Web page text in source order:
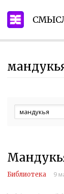
Библиотека 9